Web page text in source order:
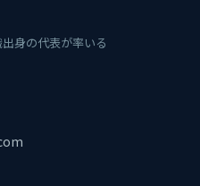
身の代表が率いる